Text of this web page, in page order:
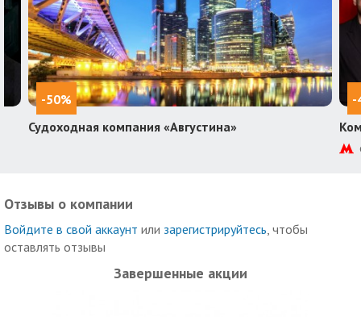
-50%
Судоходная компания «Августина»
-
Отзывы о компании
Войдите в свой аккаунт или зарегистрируйтесь , чтобы
оставлять отзывы
Завершенные акции